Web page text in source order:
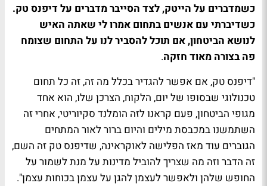
כשמדברים על הייטק, לצד הסייבר מדברים על דיפנס טק.
כשדיברתי עם אנשים בתחום אמרו לי שאתה האיש
לנושא הביטחון, אם תוכל להסביר לנו על התחום שצומח
פה בצורה מאוד חזקה.
"דיפנס טק, אם אפשר להגדיר בכלל מה זה, זה כל תחום
טכנולוגי שבסופו של יום, הלקוח, הצרכן שלו, הוא אחד
מגופי הביטחון, פעם קראנו לזה הומלנד סקיוריטי, אחרי זה
השתמשנו במכבסת מילים והיום ברור לאור המתחים
הגוברים עוד מאז הפלישה לאוקראינה, שדיפנס טק זה השם,
זה הדבר וזה מה שצריך להוביל מדינות על מנת לשמור על
החופש שלהן ולאפשר לעצמן להגן על עצמן בכוחות עצמן".